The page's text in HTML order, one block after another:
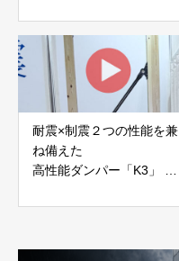
JAPAN
耐震×制震２つの性能を兼
ね備えた
高性能ダンパー「K3」 富